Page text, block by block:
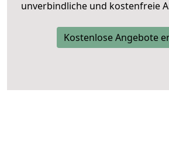
unverbindliche und kostenfreie
Kostenlose Angebote